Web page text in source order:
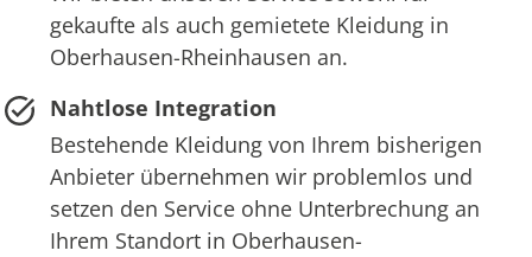
gekaufte als auch gemietete Kleidung in
Oberhausen-Rheinhausen an.
Nahtlose Integration
Bestehende Kleidung von Ihrem bisherigen
Anbieter übernehmen wir problemlos und
setzen den Service ohne Unterbrechung an
Ihrem Standort in Oberhausen-